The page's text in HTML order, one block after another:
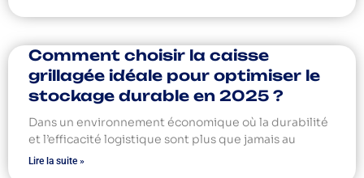
Comment choisir la caisse
grillagée idéale pour optimiser le
stockage durable en 2025 ?
Dans un environnement économique où la durabilité
et l’efficacité logistique sont plus que jamais au
Lire la suite »